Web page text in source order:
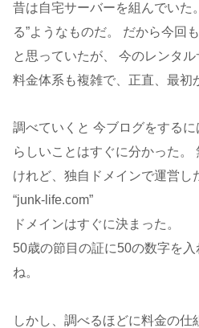
昔は自宅サーバーを組んでいた
る”ようなものだ。 だから今回
と思っていたが、 今のレンタル
料金体系も複雑で、正直、最初
調べていくと 今ブログをするに
らしいことはすぐに分かった。
けれど、独自ドメインで運営し
“junk-life.com”
ドメインはすぐに決まった。
50歳の節目の証に50の数字を
ね。
しかし、調べるほどに料金の仕